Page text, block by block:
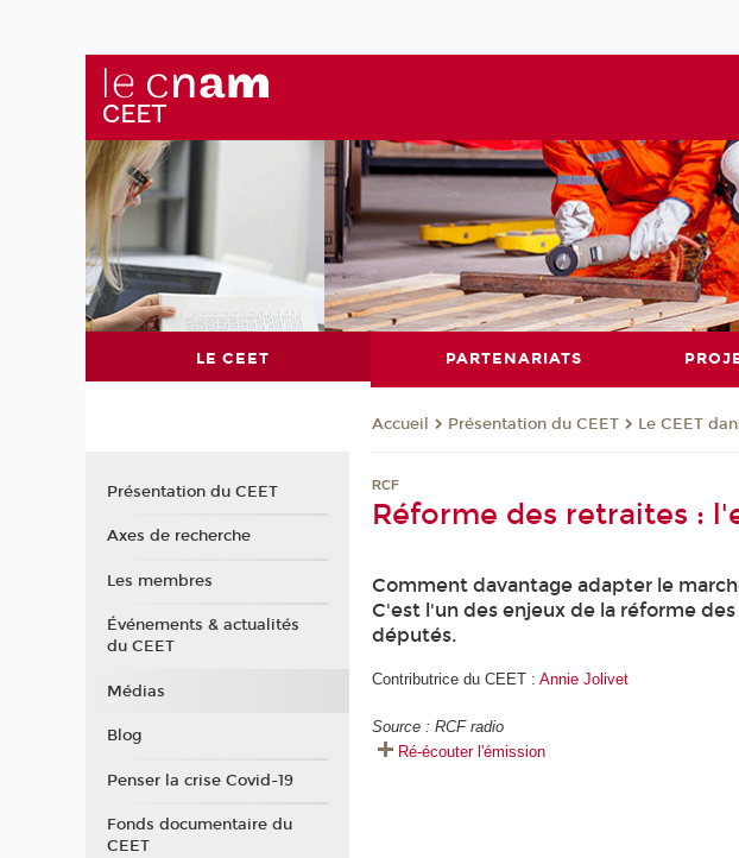
LE CEET PARTENARIATS
Accueil Présentation du CEET Le CEET
RCF
Réforme des retraites :
Comment davantage adapter le
C'est l'un des enjeux de la réforme
députés.
Contributrice du CEET :Annie Jolivet
Source : RCF radio
Ré-écouter l'émission
Présentation du CEET
Axes de recherche
Les membres
Événements & actualités
du CEET
Médias
Blog
Penser la crise Covid-19
Fonds documentaire du
CEET